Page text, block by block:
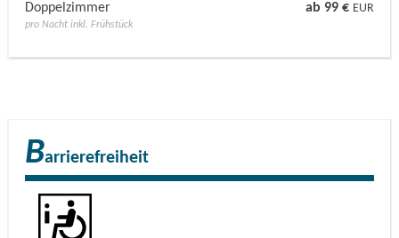
Doppelzimmer ab 99 € EUR
pro Nacht inkl. Frühstück
Barrierefreiheit